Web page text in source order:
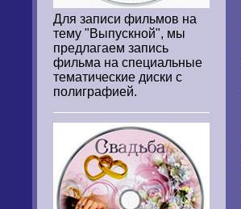
Для записи фильмов на
тему "Выпускной", мы
предлагаем запись
фильма на специальные
тематические диски с
полиграфией.